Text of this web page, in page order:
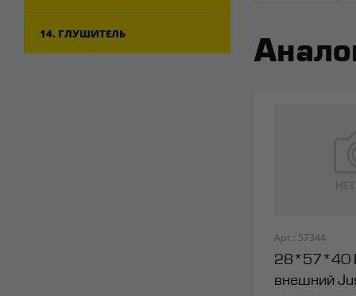
14. ГЛУШИТЕЛЬ
Арт.: 57344
28*57*40
внешний